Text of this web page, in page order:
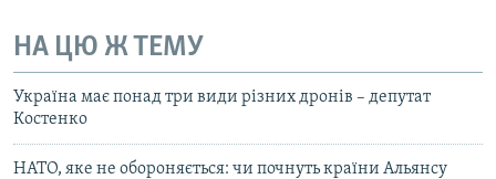
НА ЦЮ Ж ТЕМУ
Україна має понад три види різних дронів – депутат
Костенко
НАТО, яке не обороняється: чи почнуть країни Альянсу